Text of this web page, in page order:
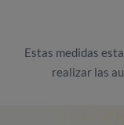
Estas medidas
realizar las